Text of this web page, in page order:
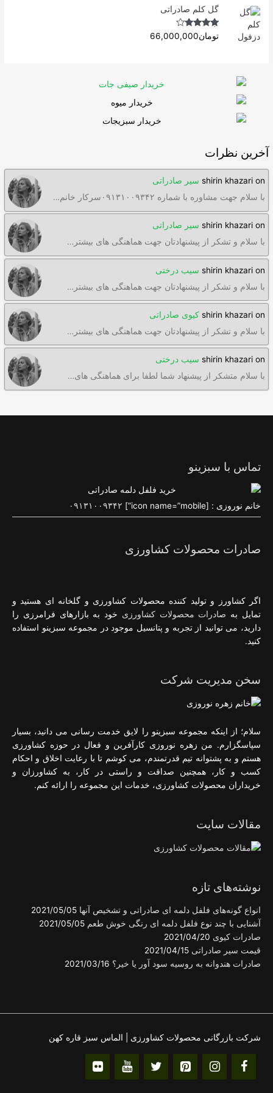
گل کلم صادراتی
Rated4.63
out of 5
تومان66,000,000
آخرین نظرات
shirin khazari on
سیر صادراتی
با سلام جهت مشاوره با شماره ۰۹۱۳۱۰۰۹۳۴۲سرکار خانم…
shirin khazari on
سیر صادراتی
با سلام و تشکر از پیشنهادتان جهت هماهنگی های بیشتر…
shirin khazari on
سیب درختی
با سلام و تشکر از پیشنهادتان جهت هماهنگی های بیشتر…
shirin khazari on
کیوی صادراتی
با سلام و تشکر از پیشنهادتان جهت هماهنگی های بیشتر…
shirin khazari on
سیب درختی
با سلام متشکر از پیشنهاد شما لطفا برای هماهنگی های…
تماس با سبزینو
خانم نوروزی : [icon name=”mobile”] ۰۹۱۳۱۰۰۹۳۴۲
صادرات محصولات کشاورزی
اگر کشاورز و تولید کننده محصولات کشاورزی و گلخانه ای هستید و
تمایل به صادرات محصولات کشاورزی خود به بازارهای فرامرزی را
دارید، می توانید از تجربه و پتانسیل موجود در مجموعه سبزینو استفاده
کنید.
سخن مدیریت شرکت
سلام؛ از اینکه مجموعه سبزینو را لایق خدمت رسانی می دانید، بسیار
سپاسگزارم. من زهره نوروزی کارآفرین و فعال در حوزه کشاورزی
هستم و به پشتوانه تیم قدرتمندم، می کوشم تا با رعایت اخلاق و احکام
کسب و کار، همچنین صداقت و راستی در کار، به کشاورزان و
خریداران محصولات کشاورزی، خدمات این مجموعه را ارائه کنم.
مقالات سایت
نوشته‌های تازه
انواع گونه‌های فلفل دلمه ای صادراتی و تشخیص آنها 2021/05/05
آشنایی با چند نوع فلفل دلمه ای رنگی خوش طعم 2021/05/05
صادرات کیوی 2021/04/20
قیمت سیر صادراتی 2021/04/15
صادرات هندوانه به روسیه سود آور یا خیر؟ 2021/03/16
شرکت بازرگانی محصولات کشاورزی | الماس سبز قاره کهن